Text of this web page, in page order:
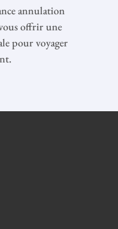
annulation
offrir une
pour voyager